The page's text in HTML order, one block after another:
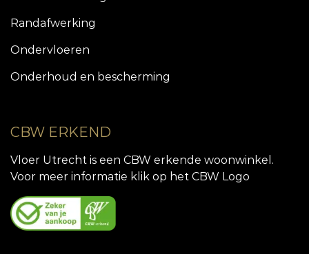
Randafwerking
Ondervloeren
Onderhoud en bescherming
CBW ERKEND
Vloer Utrecht is een CBW erkende woonwinkel.
Voor meer informatie klik op het CBW Logo